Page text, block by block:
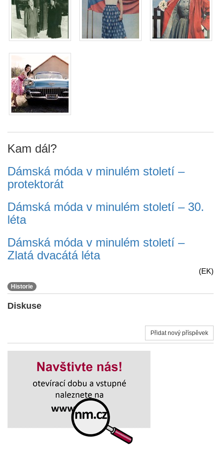
Kam dál?
Dámská móda v minulém století –
protektorát
Dámská móda v minulém století – 30.
léta
Dámská móda v minulém století –
Zlatá dvacátá léta
(EK)
Historie
Diskuse
Přidat nový příspěvek